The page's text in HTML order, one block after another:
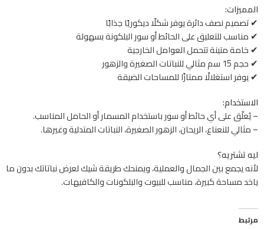
المميزات:
✔ تصميم نصف دائرة يوفر شكلًا ديكوريًا جذابًا
✔ مناسب للتعليق على الحائط أو سور البلكونة بسهولة
✔ خامة متينة تتحمل العوامل الخارجية
✔ حجم 15 سم مثالي للنباتات الصغيرة والزهور
✔ يوفر استغلالًا ممتازًا للمساحات الضيقة
الاستخدام:
– يُعلّق على أي حائط أو سور باستخدام المسمار أو الحامل المناسب.
– مثالي للنعناع، الريحان، الزهور الصغيرة، النباتات المتدلية وغيرها.
ليه تشتريه؟
لأنه يجمع بين الجمال والعملية، ويمنحك طريقة شيك لعرض نباتاتك بدون ما
ياخد مساحة كبيرة، مناسب للبيوت والبلكونات والكافيهات.
مرتبط